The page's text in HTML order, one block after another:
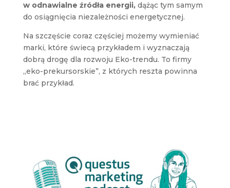
w odnawialne źródła energii, dążąc tym samym
do osiągnięcia niezależności energetycznej.
Na szczęście coraz częściej możemy wymieniać
marki, które świecą przykładem i wyznaczają
dobrą drogę dla rozwoju Eko-trendu. To firmy
„eko-prekursorskie”, z których reszta powinna
brać przykład.